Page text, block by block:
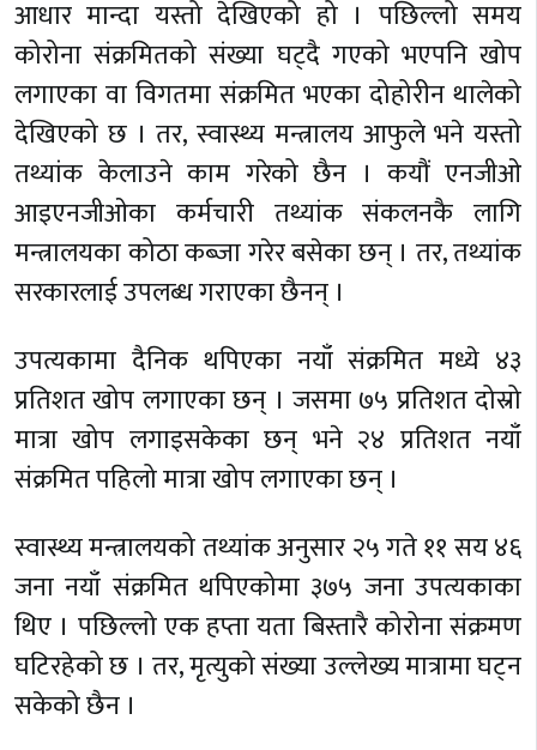
आधार मान्दा यस्तो देखिएको हो । पछिल्लो समय
कोरोना संक्रमितको संख्या घट्दै गएको भएपनि खोप
लगाएका वा विगतमा संक्रमित भएका दोहोरीन थालेको
देखिएको छ । तर, स्वास्थ्य मन्त्रालय आफुले भने यस्तो
तथ्यांक केलाउने काम गरेको छैन । कयौं एनजीओ
आइएनजीओका कर्मचारी तथ्यांक संकलनकै लागि
मन्त्रालयका कोठा कब्जा गरेर बसेका छन् । तर, तथ्यांक
सरकारलाई उपलब्ध गराएका छैनन् ।
उपत्यकामा दैनिक थपिएका नयाँ संक्रमित मध्ये ४३
प्रतिशत खोप लगाएका छन् । जसमा ७५ प्रतिशत दोस्रो
मात्रा खोप लगाइसकेका छन् भने २४ प्रतिशत नयाँ
संक्रमित पहिलो मात्रा खोप लगाएका छन् ।
स्वास्थ्य मन्त्रालयको तथ्यांक अनुसार २५ गते ११ सय ४६
जना नयाँ संक्रमित थपिएकोमा ३७५ जना उपत्यकाका
थिए । पछिल्लो एक हप्ता यता बिस्तारै कोरोना संक्रमण
घटिरहेको छ । तर, मृत्युको संख्या उल्लेख्य मात्रामा घट्न
सकेको छैन ।